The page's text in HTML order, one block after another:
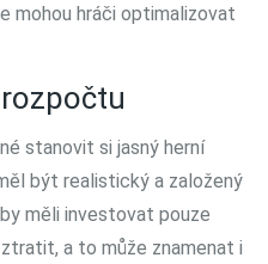
mohou hráči optimalizovat
stanovit si jasný herní
být realistický a založený
měli investovat pouze
a to může znamenat i